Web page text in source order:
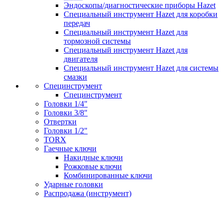
Эндоскопы/диагностические приборы Hazet
Специальный инструмент Hazet для коробки
передач
Специальный инструмент Hazet для
тормозной системы
Специальный инструмент Hazet для
двигателя
Специальный инструмент Hazet для системы
смазки
Специнструмент
Специнструмент
Головки 1/4"
Головки 3/8"
Отвертки
Головки 1/2"
TORX
Гаечные ключи
Накидные ключи
Рожковые ключи
Комбинированные ключи
Ударные головки
Распродажа (инструмент)